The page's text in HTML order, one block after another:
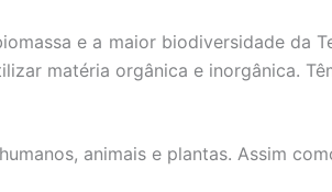
e a maior biodiversidade da
matéria orgânica e inorgânica.
animais e plantas. Assim